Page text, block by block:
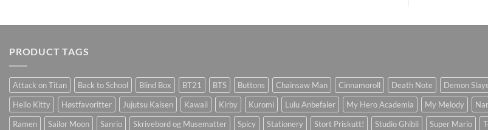
PRODUCT TAGS
Attack on Titan Back to School Blind Box BT21 BTS Buttons Chainsaw Man Cinnamoroll Death Note Demon
Hello Kitty
Høstfavoritter Jujutsu Kaisen Kawaii Kirby Kuromi Lulu Anbefaler My Hero Academia My Melody
Ramen
Sailor Moon Sanrio Skrivebord og Musematter Spicy Stationery Stort Priskutt! Studio Ghibli Super Mario